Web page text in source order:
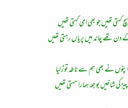
کہتی تھیں جو بھی امی کہتی تھیں
تھے چاند میں پریاں رہتی تھیں
نے بھی ہم سے ناطہ توڑ لیا
شاخیں بوجھ ہمارا سہتی تھیں